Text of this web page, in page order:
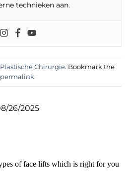
technieken aan.
Plastische Chirurgie. Bookmark the
permalink.
26/2025